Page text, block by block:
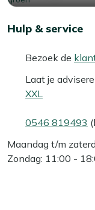
Hulp & service
Bezoek de
Laat je
XXL
0546 819493
Maandag t/m
Zondag: 11:00 -